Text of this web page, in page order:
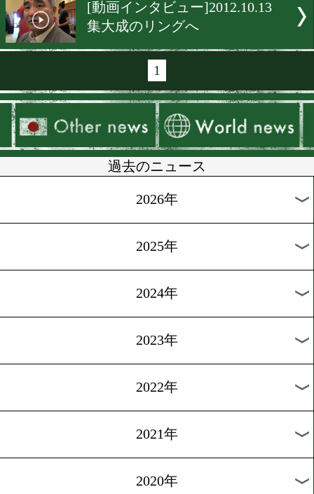
[直撃インタビュー
そして…美しく勝つ!!
[直撃インタビュー
巧さと強さの融合!!
[インタビュー]2012.10.17
みんなに元気を!
[直撃インタビュー
倒す自信はあります!!
[動画インタビュー
集大成のリングへ
1